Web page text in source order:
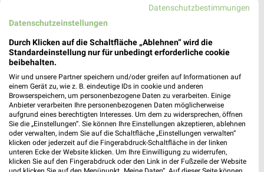
Noch heute gültig
Angebote ab 03.08.
XXXLutz XXXLutz
Datenschutzbestimmungen
Datenschutzeinstellungen
Durch Klicken auf die Schaltfläche „Ablehnen“ wird die
Standardeinstellung nur für unbedingt erforderliche cookie
beibehalten.
Wir und unsere Partner speichern und/oder greifen auf Informationen auf
einem Gerät zu, wie z. B. eindeutige IDs in cookie und anderen
Browserspeichern, um personenbezogene Daten zu verarbeiten. Einige
Anbieter verarbeiten Ihre personenbezogenen Daten möglicherweise
aufgrund eines berechtigten Interesses. Um dem zu widersprechen, öffnen
Sie die „Einstellungen“. Sie können Ihre Einstellungen akzeptieren, ablehnen
oder verwalten, indem Sie auf die Schaltfläche „Einstellungen verwalten“
klicken oder jederzeit auf die Fingerabdruck-Schaltfläche in der linken
unteren Ecke der Website klicken. Um Ihre Einwilligung zu widerrufen,
klicken Sie auf den Fingerabdruck oder den Link in der Fußzeile der Website